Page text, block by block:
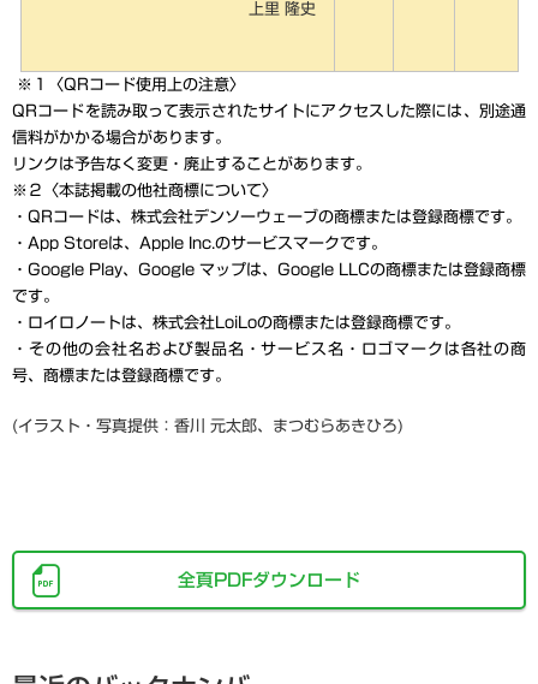
上里 隆史
※１〈QRコード使用上の注意〉
QRコードを読み取って表示されたサイトにアクセスした際には、別途通
信料がかかる場合があります。
リンクは予告なく変更・廃止することがあります。
※２〈本誌掲載の他社商標について〉
・QRコードは、株式会社デンソーウェーブの商標または登録商標です。
・App Storeは、Apple Inc.のサービスマークです。
・Google Play、Google マップは、Google LLCの商標または登録商標
です。
・ロイロノートは、株式会社LoiLoの商標または登録商標です。
・その他の会社名および製品名・サービス名・ロゴマークは各社の商
号、商標または登録商標です。
(イラスト・写真提供： 香川 元太郎、まつむらあきひろ)
全頁PDFダウンロード